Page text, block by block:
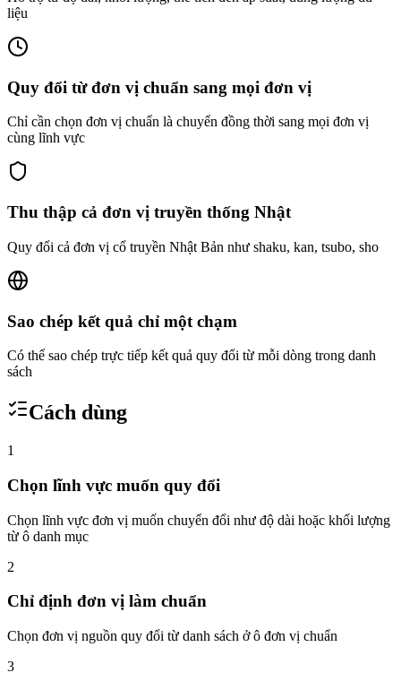
liệu
Quy đổi từ đơn vị chuẩn sang mọi đơn vị
Chỉ cần chọn đơn vị chuẩn là chuyển đồng thời sang mọi đơn vị
cùng lĩnh vực
Thu thập cả đơn vị truyền thống Nhật
Quy đổi cả đơn vị cổ truyền Nhật Bản như shaku, kan, tsubo, sho
Sao chép kết quả chỉ một chạm
Có thể sao chép trực tiếp kết quả quy đổi từ mỗi dòng trong danh
sách
Cách dùng
1
Chọn lĩnh vực muốn quy đổi
Chọn lĩnh vực đơn vị muốn chuyển đổi như độ dài hoặc khối lượng
từ ô danh mục
2
Chỉ định đơn vị làm chuẩn
Chọn đơn vị nguồn quy đổi từ danh sách ở ô đơn vị chuẩn
3